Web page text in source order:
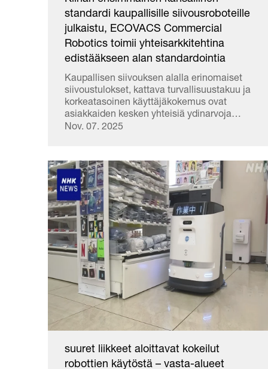
standardi kaupallisille siivousroboteille
julkaistu, ECOVACS Commercial
Robotics toimii yhteisarkkitehtina
edistääkseen alan standardointia
Kaupallisen siivouksen alalla erinomaiset
siivoustulokset, kattava turvallisuustakuu ja
korkeatasoinen käyttäjäkokemus ovat
asiakkaiden kesken yhteisiä ydinarvoja
ympäri maailman. Alan standardoinnin ja
Nov. 07. 2025
suuret liikkeet aloittavat kokeilut
robottien käytöstä – vasta-alueet